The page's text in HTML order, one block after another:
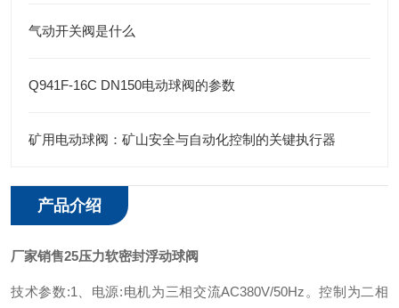
气动开关阀是什么
Q941F-16C DN150电动球阀的参数
矿用电动球阀：矿山安全与自动化控制的关键执行器
产品介绍
厂家销售25压力软密封浮动球阀
技术参数:1、电源:电机为三相交流AC380V/50Hz。控制为二相